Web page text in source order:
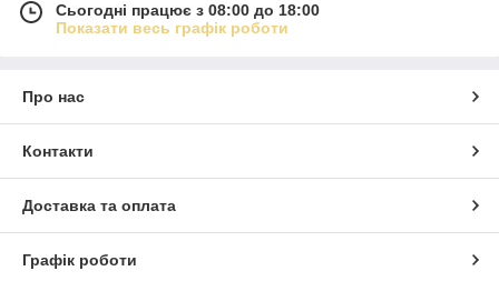
Сьогодні працює з 08:00 до 18:00
Показати весь графік роботи
Про нас
Контакти
Доставка та оплата
Графік роботи